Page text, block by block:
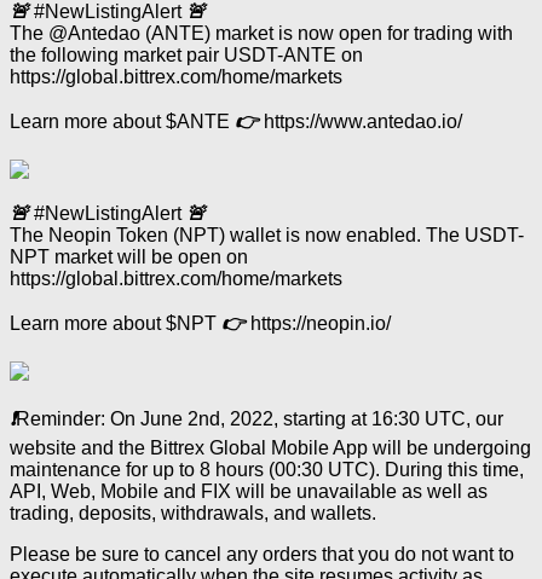
🚨#NewListingAlert 🚨
The @Antedao (ANTE) market is now open for trading with
the following market pair USDT-ANTE on
https://global.bittrex.com/home/markets
Learn more about $ANTE 👉https://www.antedao.io/
🚨#NewListingAlert 🚨
The Neopin Token (NPT) wallet is now enabled. The USDT-
NPT market will be open on
https://global.bittrex.com/home/markets
Learn more about $NPT 👉https://neopin.io/
❗️Reminder: On June 2nd, 2022, starting at 16:30 UTC, our
website and the Bittrex Global Mobile App will be undergoing
maintenance for up to 8 hours (00:30 UTC). During this time,
API, Web, Mobile and FIX will be unavailable as well as
trading, deposits, withdrawals, and wallets.
Please be sure to cancel any orders that you do not want to